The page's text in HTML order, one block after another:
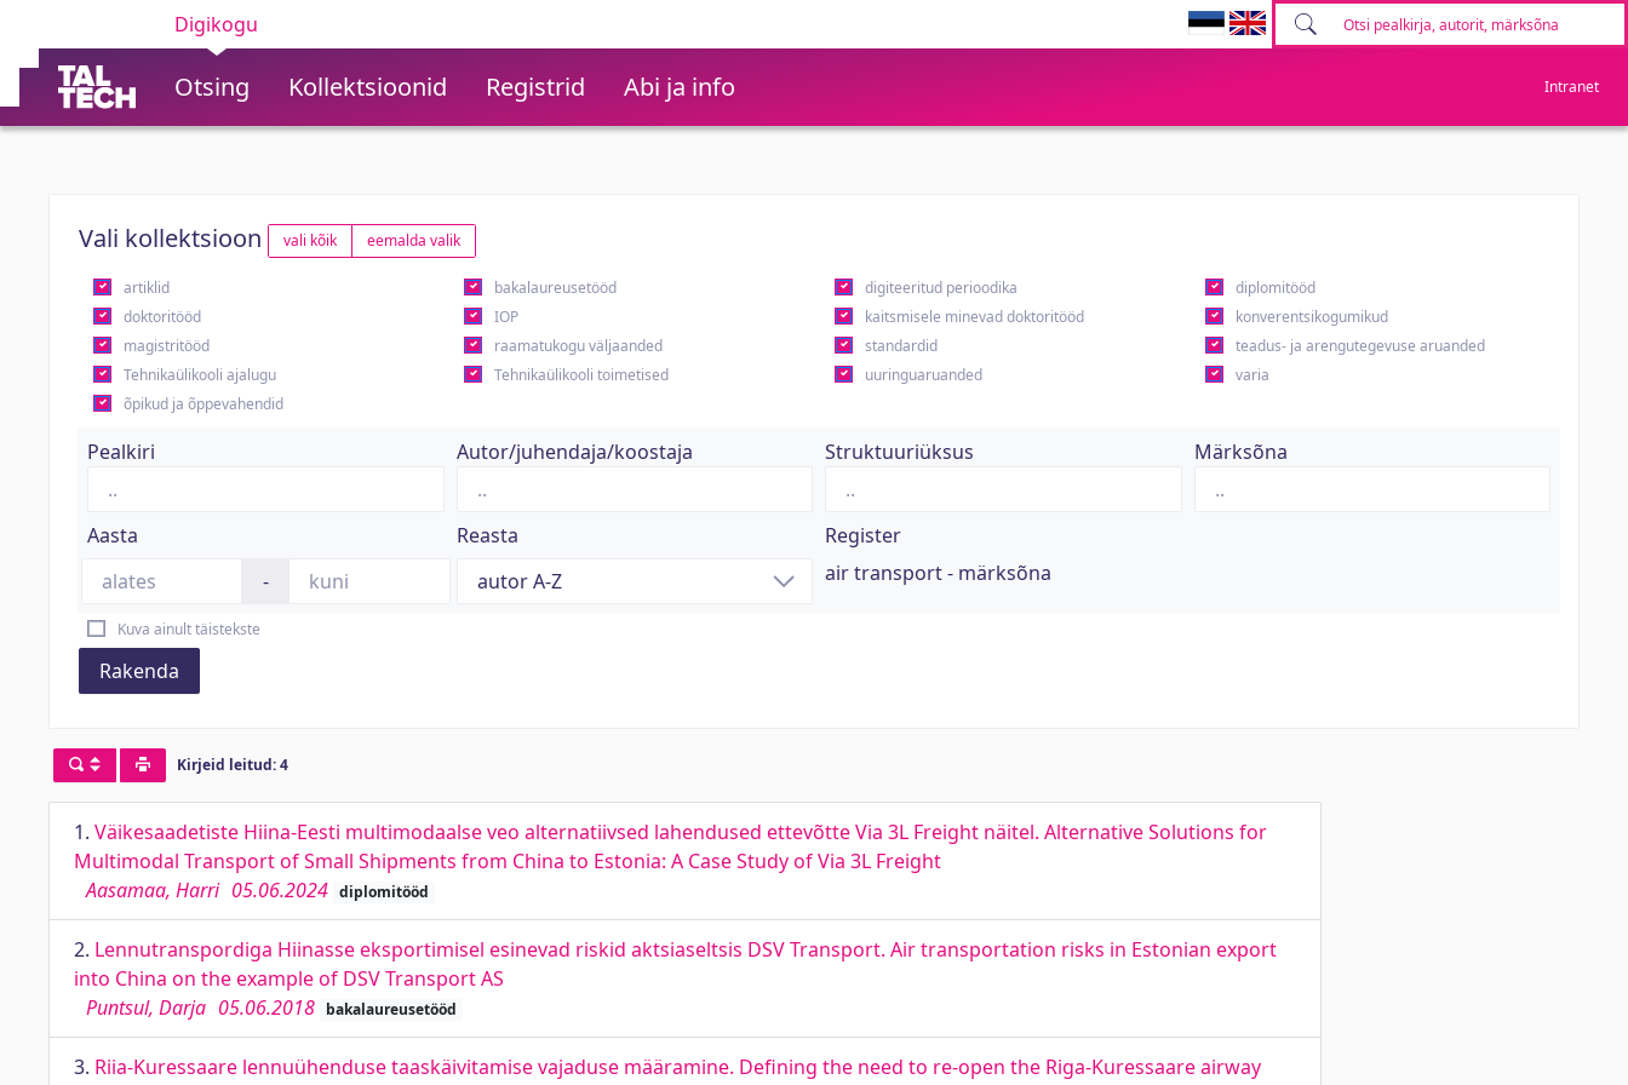
Digikogu
Otsing Kollektsioonid Registrid Abi ja info Intranet
Vali kollektsioon vali kõik eemalda valik
artiklid bakalaureusetööd digiteeritud perioodika
diplomitööd
doktoritööd
IOP kaitsmisele minevad doktoritööd
konverentsikogumikud
magistritööd
raamatukogu väljaanded standardid
teadus- ja arengutegevuse aruanded
Tehnikaülikooli ajalugu
Tehnikaülikooli toimetised uuringuaruanded
varia
õpikud ja õppevahendid
Pealkiri Autor/juhendaja/koostaja Struktuuriüksus Märksõna
Aasta
-
Reasta
Register
air transport - märksõna
Kuva ainult täistekste
Rakenda
Kirjeid leitud: 4
1. Väikesaadetiste Hiina-Eesti multimodaalse veo alternatiivsed lahendused ettevõtte Via 3L Freight näitel. Alternative Solutions for
Multimodal Transport of Small Shipments from China to Estonia: A Case Study of Via 3L Freight
Aasamaa, Harri 05.06.2024 diplomitööd
2. Lennutranspordiga Hiinasse eksportimisel esinevad riskid aktsiaseltsis DSV Transport. Air transportation risks in Estonian export
into China on the example of DSV Transport AS
Puntsul, Darja 05.06.2018 bakalaureusetööd
3. Riia-Kuressaare lennuühenduse taaskäivitamise vajaduse määramine. Defining the need to re-open the Riga-Kuressaare airway